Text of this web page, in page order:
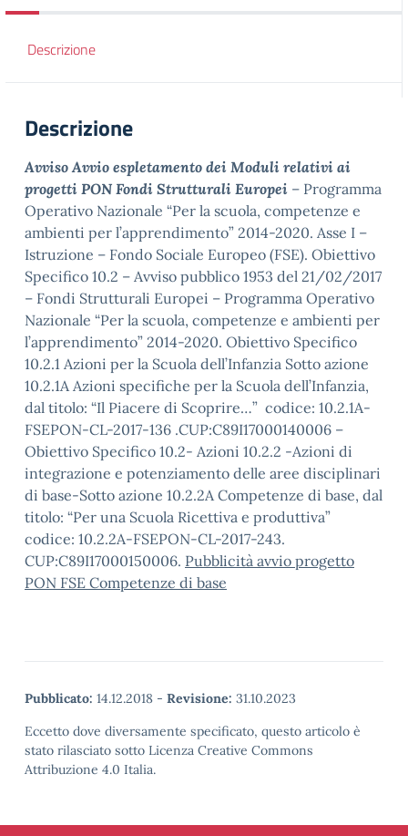
Descrizione
Descrizione
Avviso Avvio espletamento dei Moduli relativi ai
progetti PON Fondi Strutturali Europei – Programma
Operativo Nazionale “Per la scuola, competenze e
ambienti per l’apprendimento” 2014-2020. Asse I –
Istruzione – Fondo Sociale Europeo (FSE). Obiettivo
Specifico 10.2 – Avviso pubblico 1953 del 21/02/2017
– Fondi Strutturali Europei – Programma Operativo
Nazionale “Per la scuola, competenze e ambienti per
l’apprendimento” 2014-2020. Obiettivo Specifico
10.2.1 Azioni per la Scuola dell’Infanzia Sotto azione
10.2.1A Azioni specifiche per la Scuola dell’Infanzia,
dal titolo: “Il Piacere di Scoprire…” codice: 10.2.1A-
FSEPON-CL-2017-136 .CUP:C89I17000140006 –
Obiettivo Specifico 10.2- Azioni 10.2.2 -Azioni di
integrazione e potenziamento delle aree disciplinari
di base-Sotto azione 10.2.2A Competenze di base, dal
titolo: “Per una Scuola Ricettiva e produttiva”
codice: 10.2.2A-FSEPON-CL-2017-243.
CUP:C89I17000150006. Pubblicità avvio progetto
PON FSE Competenze di base
Pubblicato: 14.12.2018 - Revisione: 31.10.2023
Eccetto dove diversamente specificato, questo articolo è
stato rilasciato sotto Licenza Creative Commons
Attribuzione 4.0 Italia.